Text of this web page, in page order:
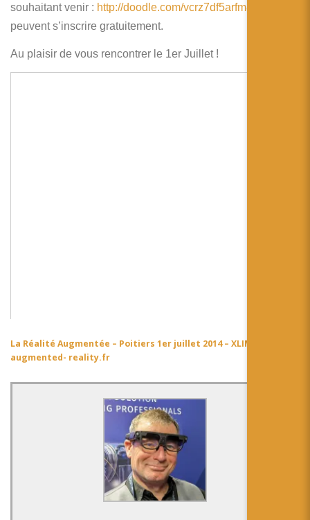
souhaitant venir : http://doodle.com/vcrz7df5arfm8vvs
peuvent s’inscrire gratuitement.
Au plaisir de vous rencontrer le 1er Juillet !
La Réalité Augmentée – Poitiers 1er juillet 2014 – XLIM SIC
augmented- reality.fr